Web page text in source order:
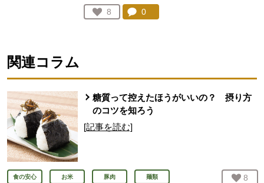
お気に入り登録：
8
人が登録
コメント：
0
関連コラム
糖質って控えたほうがいいの？ 摂り方
のコツを知ろう
[記事を読む]
食の安心 お米 豚肉 麺類 お気
8